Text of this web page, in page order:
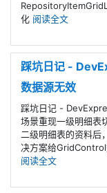
化 阅读全文
踩坑日记 -
数据源无效
踩坑日记 -
场景重现一级明细表
二级明细表的资料后
决方案给
阅读全文